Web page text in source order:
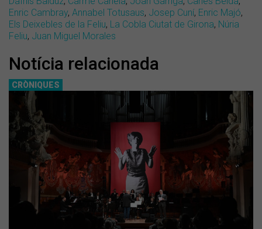
Enric Cambray, Annabel Totusaus, Josep Cuní, Enric Majó,
Els Deixebles de la Feliu, La Cobla Ciutat de Girona, Núria
Feliu, Juan Miguel Morales
Notícia relacionada
CRÒNIQUES